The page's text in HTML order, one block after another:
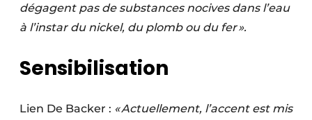
dégagent pas de substances nocives dans l’eau
à l’instar du nickel, du plomb ou du fer ».
Sensibilisation
Lien De Backer : « Actuellement, l’accent est mis